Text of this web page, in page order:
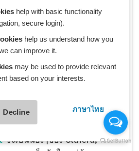
ณที่แห้งกร้าน ที่สำคัญพยายาม
ะทากันแดดทุกวัน
าโค้งสุดท้าย
มลองอะไรใหม่ๆที่ไม่ชัวร์นะคะ
นแต่งงานไปได้เลย สำหรับช่วง
แนะนำว่าให้หันมาเน้นทรีตเม้นต์
น้า ผลักวิตามิน เช่น ยกกระชับ
ซึ่งเป็นน้องๆของ Ulthera,
help with basic functionality
secure login).
help us understand how you
can improve it.
may be used to provide relevant
based on your interests.
Decline ภาษาไทย